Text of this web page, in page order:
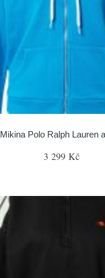
Mikina Polo Ralph Lauren
3 299 Kč